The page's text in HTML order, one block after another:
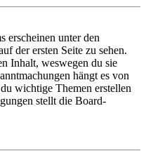
erscheinen unter den
der ersten Seite zu sehen.
Inhalt, weswegen du sie
hängt es von
wichtige Themen erstellen
stellt die Board-